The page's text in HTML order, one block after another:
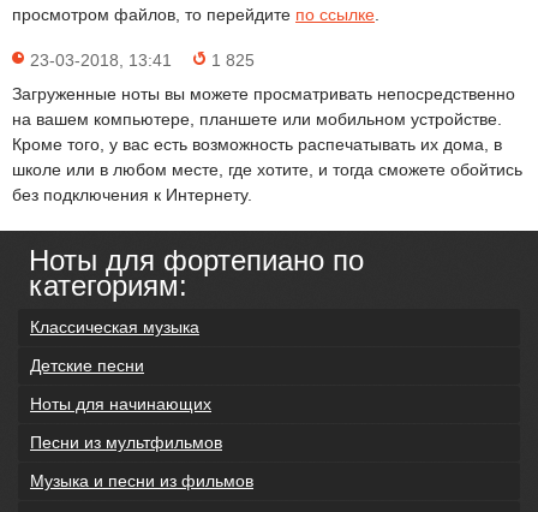
просмотром файлов, то перейдите по ссылке
23-03-2018, 13:41
1 825
Загруженные ноты вы можете просматривать непосредственно
на вашем компьютере, планшете или мобильном устройстве.
Кроме того, у вас есть возможность распечатывать их дома, в
школе или в любом месте, где хотите, и тогда сможете обойтись
без подключения к Интернету.
Ноты для фортепиано по
категориям:
Классическая музыка
Детские песни
Ноты для начинающих
Песни из мультфильмов
Музыка и песни из фильмов